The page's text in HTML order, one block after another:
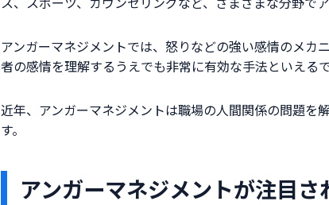
アンガーマネジメントでは、怒りなどの強い感情のメ
者の感情を理解するうえでも非常に有効な手法といえるで
近年、アンガーマネジメントは職場の人間関係の問題を
す。
アンガーマネジメントが注目さ